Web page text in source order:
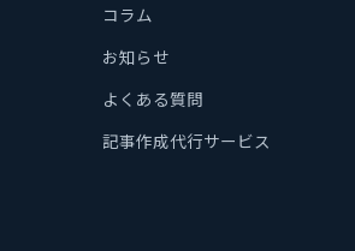
コラム
お知らせ
よくある質問
記事作成代行サービス